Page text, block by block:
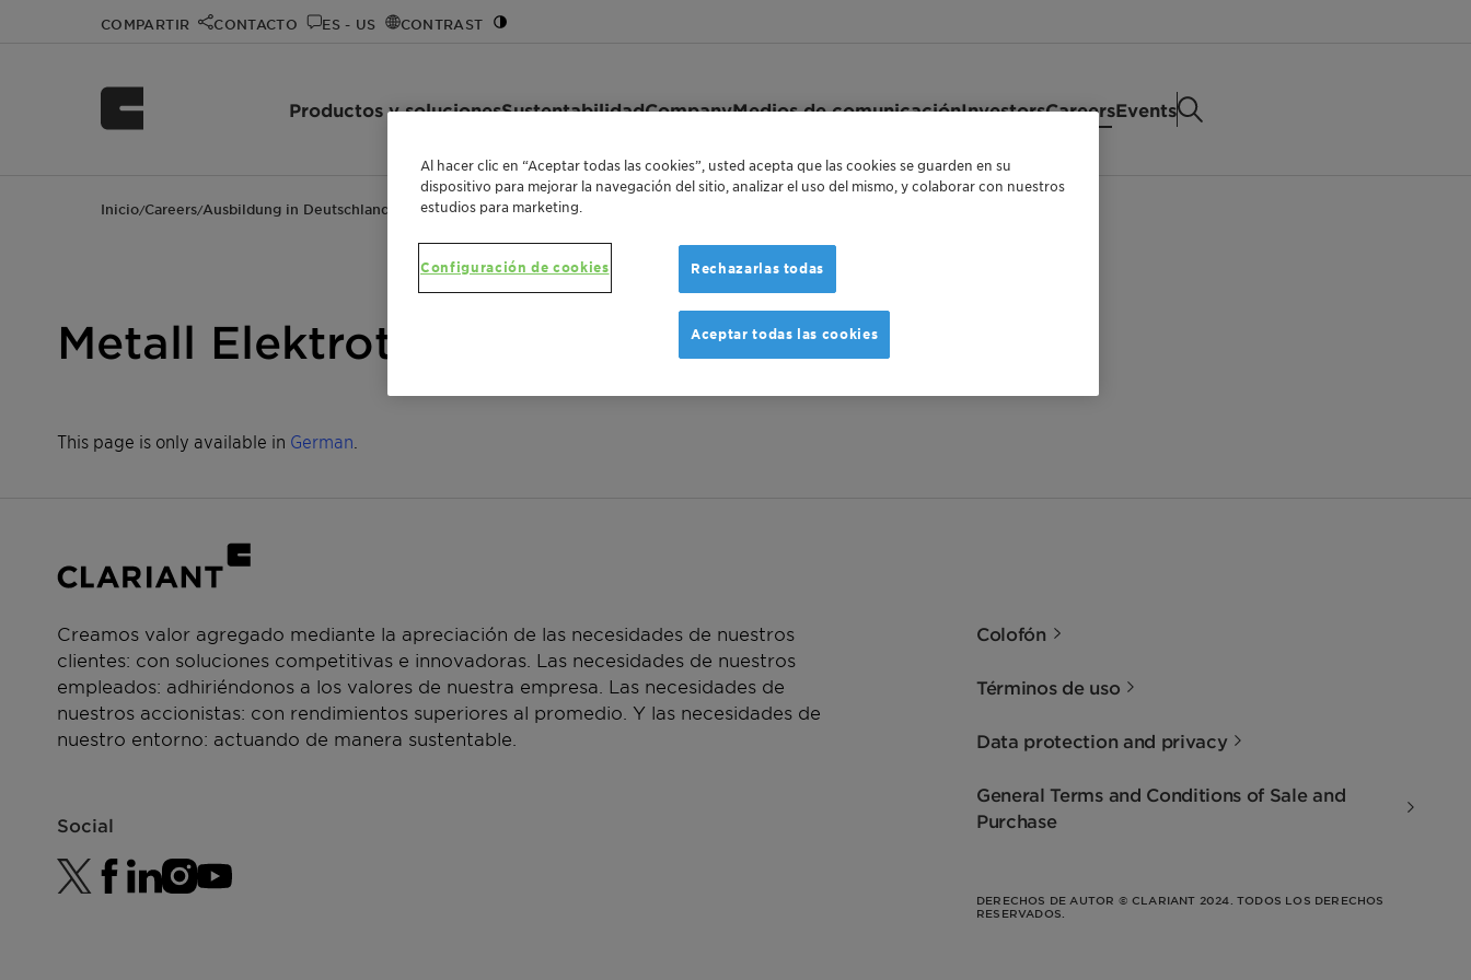
COMPARTIR CONTACTO ES - US CONTRAST
Productos y solucionesSustentabilidadCompanyMedios de comunicaciónInvestorsCareersEvents
Inicio/Careers/Ausbildung in Deutschland Metall Elektrotechnik
Metall Elektrotechnik
This page is only available in German
Creamos valor agregado mediante la apreciación de las necesidades de nuestros
clientes: con soluciones competitivas e innovadoras. Las necesidades de nuestros
empleados: adhiriéndonos a los valores de nuestra empresa. Las necesidades de
nuestros accionistas: con rendimientos superiores al promedio. Y las necesidades de
nuestro entorno: actuando de manera sustentable.
Social
Colofón
Términos de uso
Data protection and privacy
General Terms and Conditions of Sale and
Purchase
DERECHOS DE AUTOR © CLARIANT 2024. TODOS LOS DERECHOS
RESERVADOS.
Al hacer clic en “Aceptar todas las cookies”, usted acepta que las cookies se guarden en su
dispositivo para mejorar la navegación del sitio, analizar el uso del mismo, y colaborar con nuestros
estudios para marketing.
Configuración de cookies Rechazarlas todas
Aceptar todas las cookies